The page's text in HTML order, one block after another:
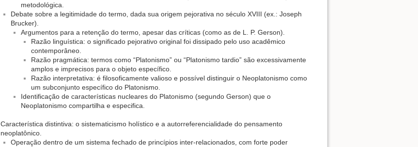
metodológica.
Debate sobre a legitimidade do termo, dada sua origem pejorativa no século XVIII (ex.: Joseph
Brucker).
Argumentos para a retenção do termo, apesar das críticas (como as de L. P. Gerson).
Razão linguística: o significado pejorativo original foi dissipado pelo uso acadêmico
contemporâneo.
Razão pragmática: termos como “Platonismo” ou “Platonismo tardio” são excessivamente
amplos e imprecisos para o objeto específico.
Razão interpretativa: é filosoficamente valioso e possível distinguir o Neoplatonismo como
um subconjunto específico do Platonismo.
Identificação de características nucleares do Platonismo (segundo Gerson) que o
Neoplatonismo compartilha e especifica.
Característica distintiva: o sistematicismo holístico e a autorreferencialidade do pensamento
neoplatônico.
Operação dentro de um sistema fechado de princípios inter-relacionados, com forte poder